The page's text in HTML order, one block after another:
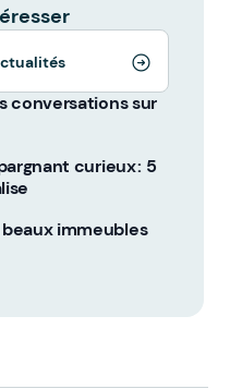
conversations sur
curieux : 5
immeubles